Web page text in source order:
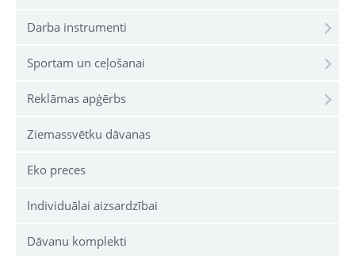
Darba instrumenti
Sportam un ceļošanai
Reklāmas apģērbs
Ziemassvētku dāvanas
Eko preces
Individuālai aizsardzībai
Dāvanu komplekti